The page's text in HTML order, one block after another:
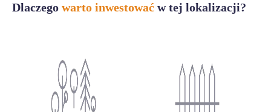
Dlaczego warto inwestować w tej lokalizacji?